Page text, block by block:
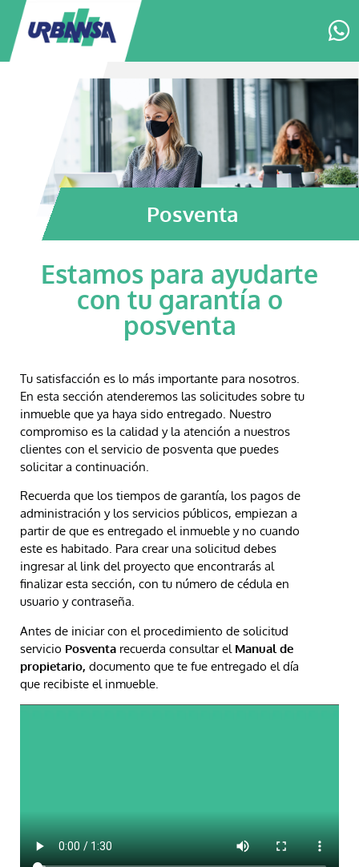
Posventa
Estamos para ayudarte
con tu garantía o
posventa
Tu satisfacción es lo más importante para nosotros.
En esta sección atenderemos las solicitudes sobre tu
inmueble que ya haya sido entregado. Nuestro
compromiso es la calidad y la atención a nuestros
clientes con el servicio de posventa que puedes
solicitar a continuación.
Recuerda que los tiempos de garantía, los pagos de
administración y los servicios públicos, empiezan a
partir de que es entregado el inmueble y no cuando
este es habitado. Para crear una solicitud debes
ingresar al link del proyecto que encontrarás al
finalizar esta sección, con tu número de cédula en
usuario y contraseña.
Antes de iniciar con el procedimiento de solicitud
servicio Posventa recuerda consultar el Manual de
propietario, documento que te fue entregado el día
que recibiste el inmueble.